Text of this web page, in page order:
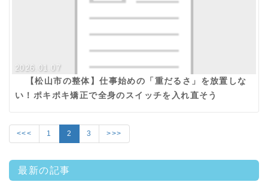
2026.01.07
【松山市の整体】仕事始めの「重だるさ」を放置しな
い！ポキポキ矯正で全身のスイッチを入れ直そう
<<< 1 2 3 >>>
最新の記事